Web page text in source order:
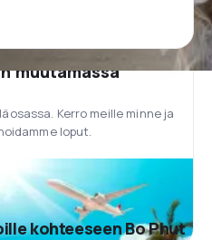
muutamassa
Kerro meille minne ja
loput.
kohteeseen Bo Phut